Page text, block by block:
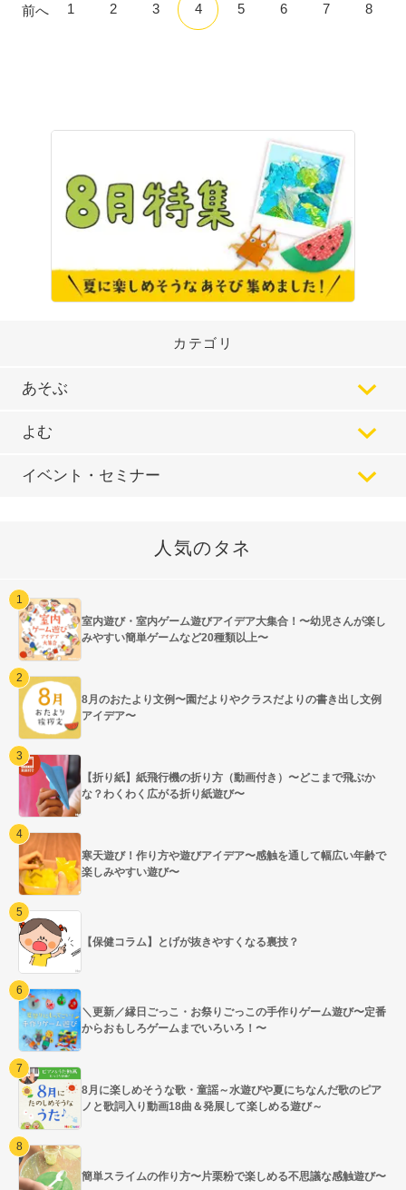
前へ 1 2 3 4 5 6 7 8
カテゴリ
あそぶ
よむ
イベント・セミナー
人気のタネ
室内遊び・室内ゲーム遊びアイデア大集合！〜幼児さんが楽し
みやすい簡単ゲームなど20種類以上〜
8月のおたより文例〜園だよりやクラスだよりの書き出し文例
アイデア〜
【折り紙】紙飛行機の折り方（動画付き）〜どこまで飛ぶか
な？わくわく広がる折り紙遊び〜
寒天遊び！作り方や遊びアイデア〜感触を通して幅広い年齢で
楽しみやすい遊び〜
【保健コラム】とげが抜きやすくなる裏技？
＼更新／縁日ごっこ・お祭りごっこの手作りゲーム遊び〜定番
からおもしろゲームまでいろいろ！〜
8月に楽しめそうな歌・童謡～水遊びや夏にちなんだ歌のピア
ノと歌詞入り動画18曲＆発展して楽しめる遊び～
簡単スライムの作り方〜片栗粉で楽しめる不思議な感触遊び〜